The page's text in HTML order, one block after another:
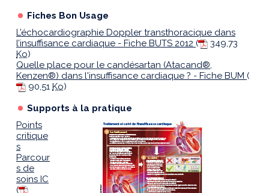
Fiches Bon Usage
L’échocardiographie Doppler transthoracique dans
l’insuffisance cardiaque - Fiche BUTS 2012 (
349,73
Ko)
Quelle place pour le candésartan (Atacand®,
Kenzen®) dans l'insuffisance cardiaque ? - Fiche BUM (
90,51 Ko)
Supports à la pratique
Points
critique
s
Parcour
s de
soins IC
(